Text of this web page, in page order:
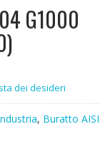
G1000
dei desideri
, Buratto AISI